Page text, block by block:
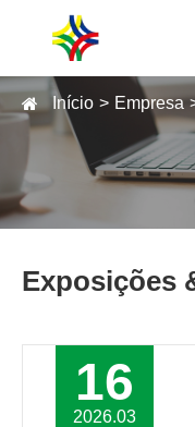
Início Empresa
Exposições
16
2026.03